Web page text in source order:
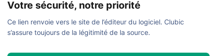
Votre sécurité, notre priorité
Ce lien renvoie vers le site de l’éditeur du logiciel. Clubic
s’assure toujours de la légitimité de la source.